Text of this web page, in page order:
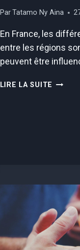
ParTatamo Ny Aina
En France, les
entre les régions
peuvent être
LIRE LA SUITE VOICI
MIEUX
PAYÉS
EN
2024